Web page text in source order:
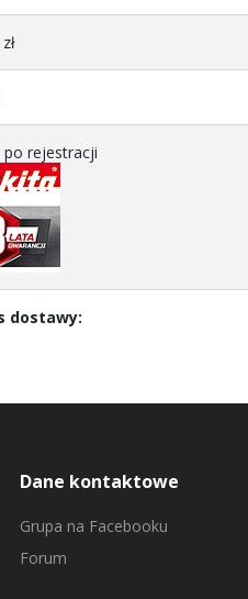
po rejestracji
dostawy:
Dane kontaktowe
Grupa na Facebooku
Forum